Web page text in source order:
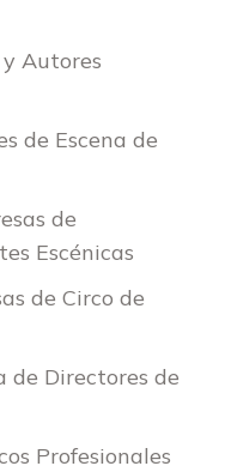
Autores
de Escena de
de
Escénicas
de Circo de
de Directores de
Profesionales